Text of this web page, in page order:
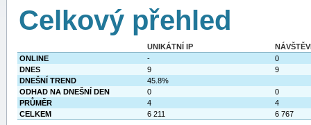
Celkový přehled
UNIKÁTNÍ IP
ONLINE
-
0
DNES
9
9
DNEŠNÍ TREND
45.8%
ODHAD NA DNEŠNÍ DEN
0
0
PRŮMĚR
4
4
CELKEM
6 211 6 767